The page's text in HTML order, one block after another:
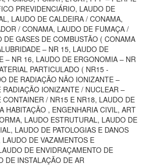
PREVIDENCIÁRIO, LAUDO DE
LAUDO DE CALDEIRA / CONAMA,
/ CONAMA, LAUDO DE FUMAÇA /
DE GASES DE COMBUSTÃO ( CONAMA
– NR 15, LAUDO DE
– NR 16, LAUDO DE ERGONOMIA – NR
PARTICULADO ( NR15 -
DE RADIAÇÃO NÃO IONIZANTE –
RADIAÇÃO IONIZANTE / NUCLEAR –
CONTAINER / NR15 E NR18, LAUDO DE
HABITAÇÃO , ENGENHARIA CIVIL, ART
LAUDO ESTRUTURAL, LAUDO DE
LAUDO DE PATOLOGIAS E DANOS
DE VAZAMENTOS E
DE ENVIDRAÇAMENTO DE
DE INSTALAÇÃO DE AR